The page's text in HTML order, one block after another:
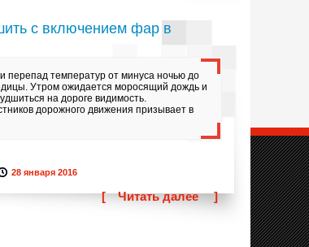
с включением фар в
перепад температур от минуса ночью до
Утром ожидается моросящий дождь и
на дороге видимость.
дорожного движения призывает в
28 января 2016
[ Читать далее ]